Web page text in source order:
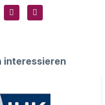
interessieren